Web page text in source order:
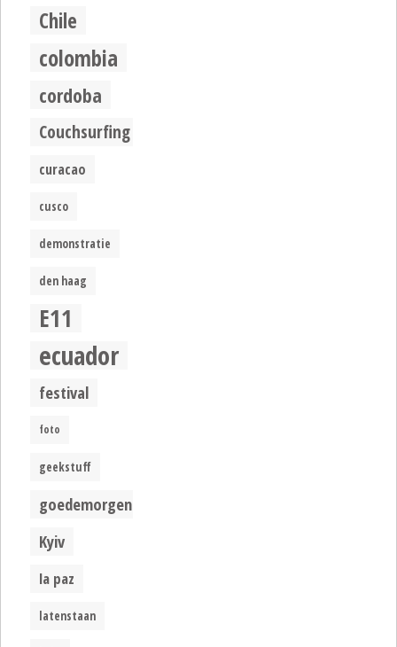
Chile
colombia
cordoba
Couchsurfing
curacao
cusco
demonstratie
den haag
E11
ecuador
festival
foto
geekstuff
goedemorgen
Kyiv
la paz
latenstaan